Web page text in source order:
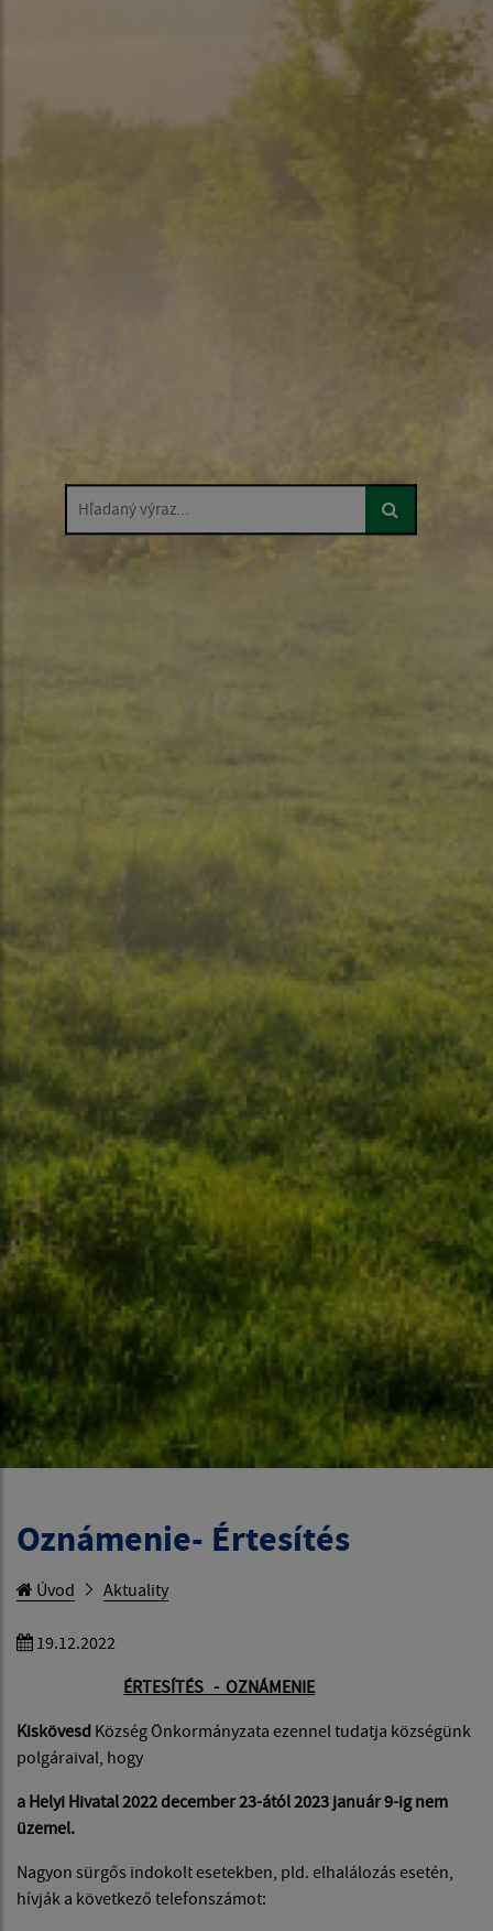
Hľadaný výraz...
Oznámenie- Értesítés
Úvod Aktuality
19.12.2022
ÉRTESÍTÉS - OZNÁMENIE
Kiskövesd Község Önkormányzata ezennel tudatja községünk
polgáraival, hogy
a Helyi Hivatal 2022 december 23-ától 2023 január 9-ig nem
üzemel.
Nagyon sürgős indokolt esetekben, pld. elhalálozás esetén,
hívják a következő telefonszámot: